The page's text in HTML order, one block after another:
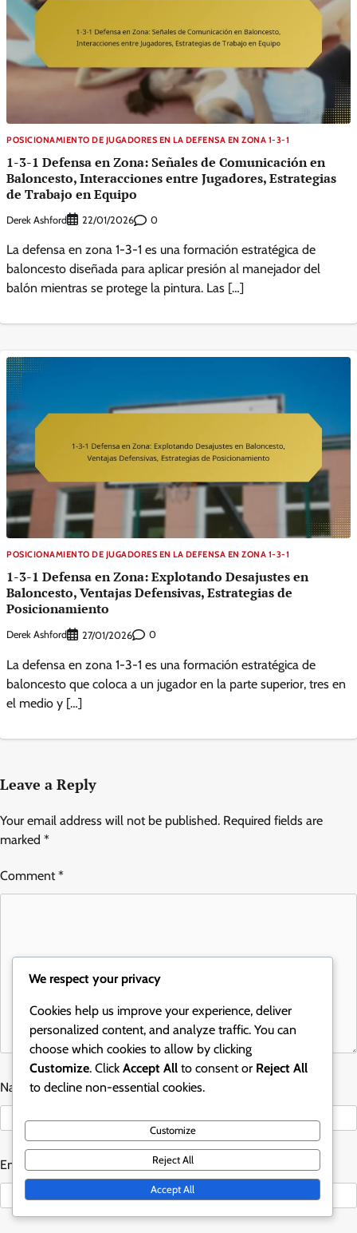
POSICIONAMIENTO DE JUGADORES EN LA DEFENSA EN ZONA 1-3-1
1-3-1 Defensa en Zona: Señales de Comunicación en
Baloncesto, Interacciones entre Jugadores, Estrategias
de Trabajo en Equipo
Derek Ashford 22/01/2026 0
La defensa en zona 1-3-1 es una formación estratégica de
baloncesto diseñada para aplicar presión al manejador del
balón mientras se protege la pintura. Las […]
POSICIONAMIENTO DE JUGADORES EN LA DEFENSA EN ZONA 1-3-1
1-3-1 Defensa en Zona: Explotando Desajustes en
Baloncesto, Ventajas Defensivas, Estrategias de
Posicionamiento
Derek Ashford 27/01/2026 0
La defensa en zona 1-3-1 es una formación estratégica de
baloncesto que coloca a un jugador en la parte superior, tres en
el medio y […]
Leave a Reply
Your email address will not be published. Required fields are
marked *
Comment*
Name*
Email
We respect your privacy
Cookies help us improve your experience, deliver
personalized content, and analyze traffic. You can
choose which cookies to allow by clicking
Customize. Click Accept All to consent or Reject All
to decline non-essential cookies.
Customize
Reject All
Accept All